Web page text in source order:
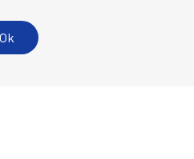
оферта
Ok